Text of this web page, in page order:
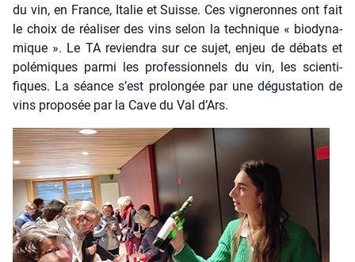
du vin, en France, Ita­lie et Suisse. Ces vigne­ronnes ont fait
le choix de réa­li­ser des vins selon la tech­nique « bio­dy­na­
mique ». Le TA revien­dra sur ce sujet, enjeu de débats et
polé­miques par­mi les pro­fes­sion­nels du vin, les scien­ti­
fiques. La séance s’est pro­lon­gée par une dégus­ta­tion de
vins pro­po­sée par la Cave du Val d’Ars.